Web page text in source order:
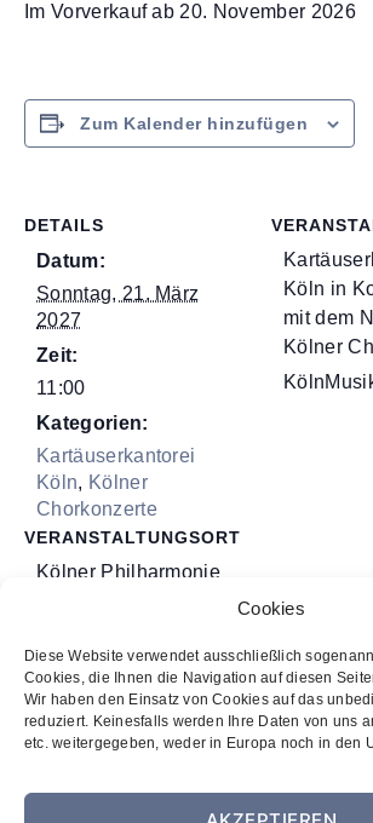
Cookies
Diese Website verwendet ausschließlich
Cookies, die Ihnen die Navigation auf diesen
Wir haben den Einsatz von Cookies auf das
reduziert. Keinesfalls werden Ihre Daten von uns
etc. weitergegeben, weder in Europa noch in den
Im Vorverkauf ab 20. November 2026
Zum Kalender hinzufügen
DETAILS
Datum:
Sonntag, 21. März
2027
Zeit:
11:00
Kategorien:
Kartäuserkantorei
Köln, Kölner
Chorkonzerte
VERANSTALTUNGSORT
Kölner Philharmonie
Bischofsgartenstraße 1
Veranstaltungsort-Website anzeigen
Köln in
mit dem
Kölner
Johannes
deutsches
Joseph Haydn:
Gürzenich-Chor